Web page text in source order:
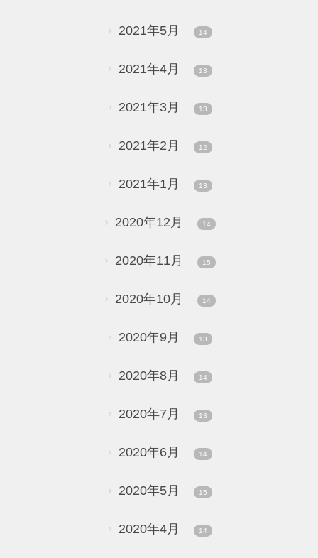
2021年5月 14
2021年4月 13
2021年3月 13
2021年2月 12
2021年1月 13
2020年12月 14
2020年11月 15
2020年10月 14
2020年9月 13
2020年8月 14
2020年7月 13
2020年6月 14
2020年5月 15
2020年4月 14